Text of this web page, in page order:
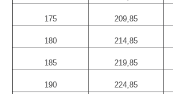
175 209,85
180 214,85
185 219,85
190 224,85